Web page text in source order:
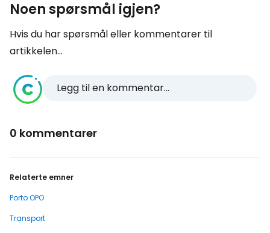
Noen spørsmål igjen?
Hvis du har spørsmål eller kommentarer til
artikkelen...
Legg til en kommentar...
0 kommentarer
Relaterte emner
Porto OPO
Transport